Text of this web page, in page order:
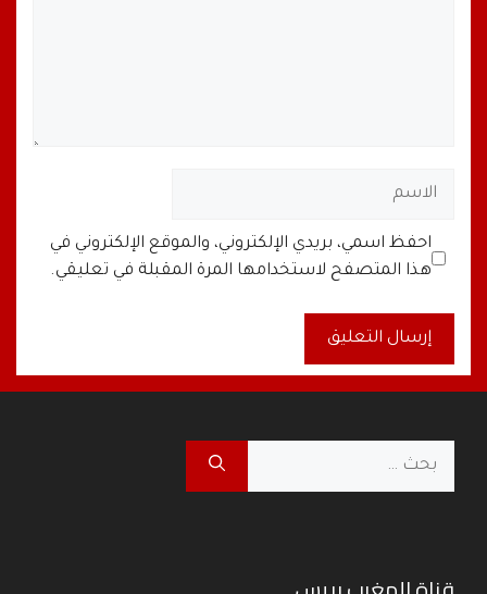
الاسم
البريد
الإلكتروني
الموقع
الإلكتروني
احفظ اسمي، بريدي الإلكتروني، والموقع الإلكتروني في
هذا المتصفح لاستخدامها المرة المقبلة في تعليقي.
A
t
r
t
البحث